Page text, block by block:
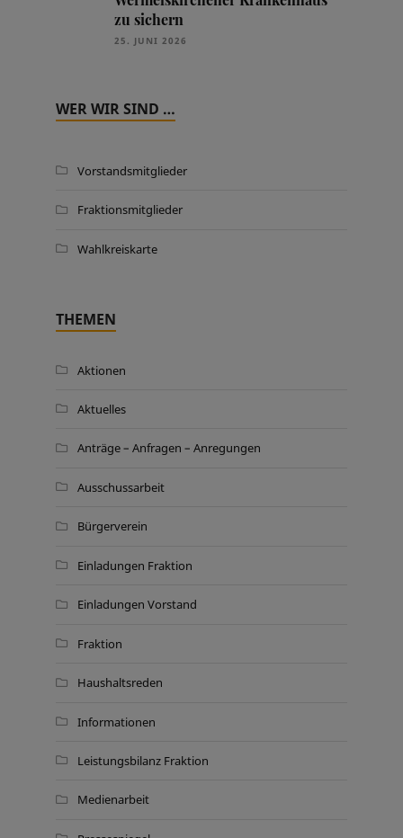
zu sichern
25. JUNI 2026
WER WIR SIND …
Vorstandsmitglieder
Fraktionsmitglieder
Wahlkreiskarte
THEMEN
Aktionen
Aktuelles
Anträge – Anfragen – Anregungen
Ausschussarbeit
Bürgerverein
Einladungen Fraktion
Einladungen Vorstand
Fraktion
Haushaltsreden
Informationen
Leistungsbilanz Fraktion
Medienarbeit